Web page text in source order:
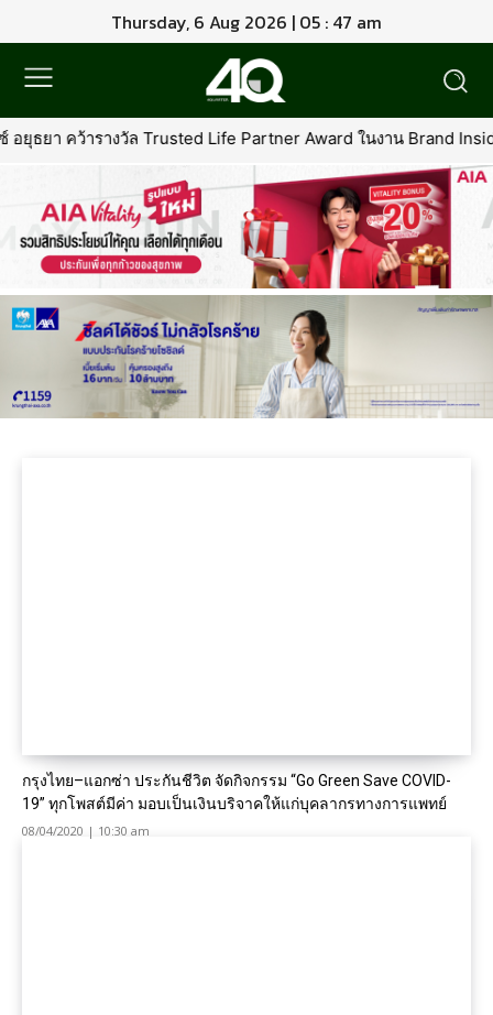
Thursday, 6 Aug 2026 | 05 : 47 am
ธยา คว้ารางวัล Trusted Life Partner Award ในงาน Brand
กรุงไทย–แอกซ่า ประกันชีวิต จัดกิจกรรม “Go Green Save COVID-
19” ทุกโพสต์มีค่า มอบเป็นเงินบริจาคให้แก่บุคลากรทางการแพทย์
08/04/2020 | 10:30 am